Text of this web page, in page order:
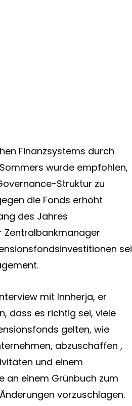
Finanzsystems durch
wurde empfohlen,
Struktur zu
die Fonds erhöht
des Jahres
Zentralbankmanager
sei
mit Innherja, er
dass es richtig sei, viele
gelten, wie
abzuschaffen ,
und einem
an einem Grünbuch zum
vorzuschlagen.